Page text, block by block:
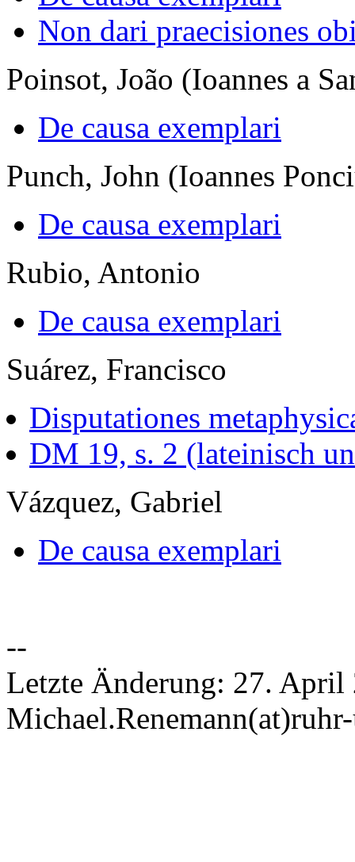
Non dari praecisiones
Poinsot, João (Ioannes a
De causa exemplari
Punch, John (Ioannes
De causa exemplari
Rubio, Antonio
De causa exemplari
Suárez, Francisco
Disputationes
DM 19, s. 2 (lateinisch
Vázquez, Gabriel
De causa exemplari
--
Letzte Änderung: 27. April